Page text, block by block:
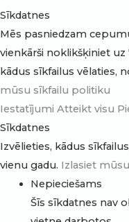
Sīkdatnes
Mēs pasniedzam
vienkārši noklikšķiniet uz
kādus sīkfailus vēlaties,
mūsu sīkfailu politiku
Iestatījumi Atteikt visu
Sīkdatnes
Izvēlieties, kādus
vienu gadu. Izlasiet
Nepieciešams
Šīs sīkdatnes nav